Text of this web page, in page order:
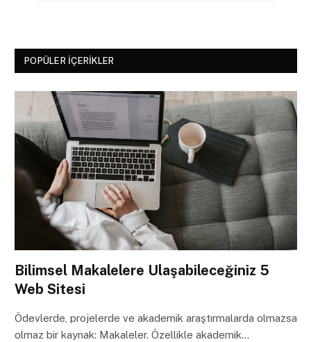
POPÜLER İÇERIKLER
Bilimsel Makalelere Ulaşabileceğiniz 5
Web Sitesi
Ödevlerde, projelerde ve akademik araştırmalarda olmazsa
olmaz bir kaynak: Makaleler. Özellikle akademik…